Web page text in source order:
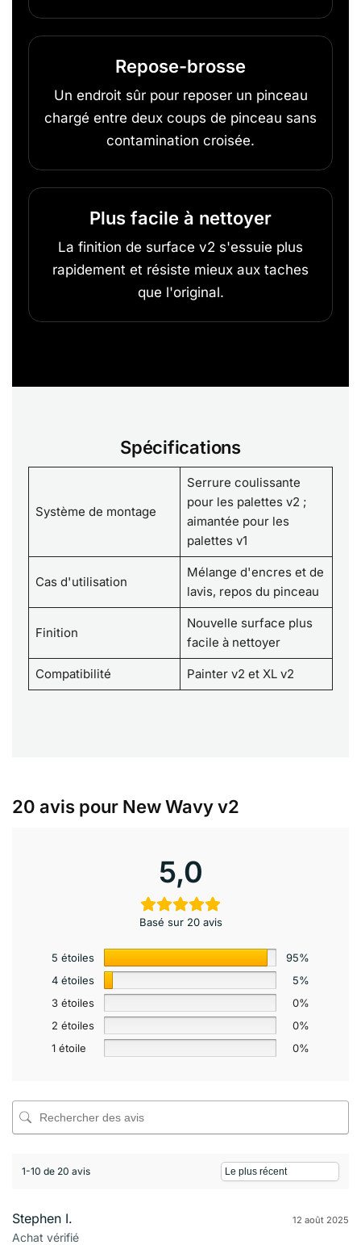
Repose-brosse
Un endroit sûr pour reposer un pinceau
chargé entre deux coups de pinceau sans
contamination croisée.
Plus facile à nettoyer
La finition de surface v2 s'essuie plus
rapidement et résiste mieux aux taches
que l'original.
Spécifications
Système de montage
Serrure coulissante
pour les palettes v2 ;
aimantée pour les
palettes v1
Cas d'utilisation
Mélange d'encres et de
lavis, repos du pinceau
Finition
Nouvelle surface plus
facile à nettoyer
Compatibilité Painter v2 et XL v2
20 avis pour New Wavy v2
5,0
Basé sur 20 avis
5 étoiles
95%
4 étoiles
5%
3 étoiles
0%
2 étoiles
0%
1 étoile
0%
1-10 de 20 avis
Stephen I.
Achat vérifié
12 août 2025